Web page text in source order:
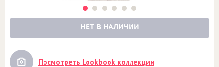
НЕТ В НАЛИЧИИ
Посмотреть Lookbook коллекции